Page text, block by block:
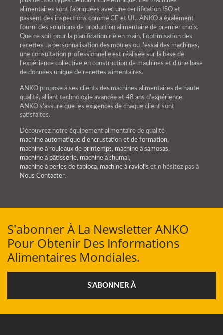
alimentaires sont fabriquées avec une certification ISO et
passent des inspections comme CE et UL. ANKO a également
fourni des solutions de production alimentaire de premier choix.
Que ce soit pour la planification clé en main, l'optimisation des
recettes, la personnalisation des moules ou l'essai des machines,
une consultation professionnelle est réalisée sur la base de
l'expérience collective en construction de machines et d'une base
de données unique de recettes alimentaires.
ANKO propose à ses clients des machines alimentaires de haute
qualité, alliant technologie avancée et 48 ans d'expérience,
ANKO s'assure que les exigences de chaque client sont
satisfaites.
Découvrez notre équipement alimentaire de qualité
machine automatique d'encrustation et de formation,
machine à rouleaux de printemps, machine à samosas,
machine à pâtisserie, machine à shumai,
machine à perles de tapioca, machine à raviolis et n'hésitez pas à
Nous Contacter.
S'abonner À La Newsletter ANKO
Pour Obtenir Des Informations
Alimentaires Mondiales.
S'ABONNER À